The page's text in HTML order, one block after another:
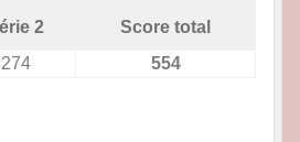
2
Score total
274 554